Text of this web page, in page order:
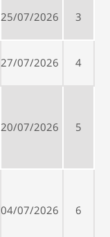
3
25/07/2026
4
27/07/2026
5
20/07/2026
6
04/07/2026